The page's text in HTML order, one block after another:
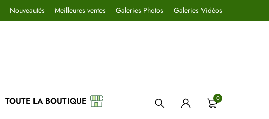
Nouveautés Meilleures ventes Galeries Photos Galeries Vidéos
TOUTE LA BOUTIQUE 0